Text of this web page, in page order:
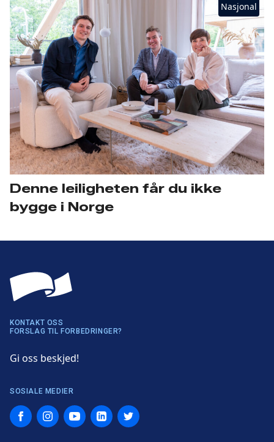
Nasjonal
Denne leiligheten får du ikke
bygge i Norge
KONTAKT OSS
FORSLAG TIL FORBEDRINGER?
Gi oss beskjed!
SOSIALE MEDIER
FacebookInstagramYouTubeLinkedInTwitter